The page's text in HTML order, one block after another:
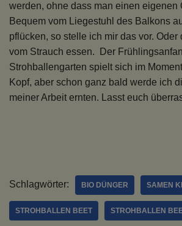
werden, ohne dass man einen eigenen
Bequem vom Liegestuhl des Balkons
pflücken, so stelle ich mir das vor. Oder
vom Strauch essen. Der
Strohballengarten spielt sich im
Kopf, aber schon ganz bald werde ich
meiner Arbeit ernten. Lasst euch
Schlagwörter: BIO DÜNGER SAMEN
STROHBALLEN BEET STROHBALLEN